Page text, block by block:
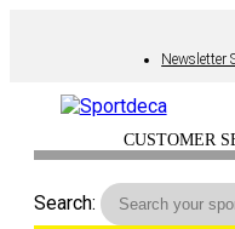
Newsletter
CUSTOMER
Search: